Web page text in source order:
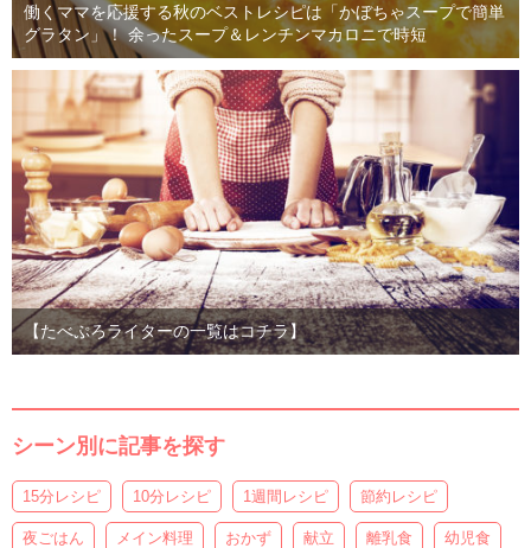
働くママを応援する秋のベストレシピは「かぼちゃスープで簡単
グラタン」！ 余ったスープ＆レンチンマカロニで時短
【たべぷろライターの一覧はコチラ】
シーン別に記事を探す
15分レシピ 10分レシピ 1週間レシピ 節約レシピ
夜ごはん メイン料理 おかず 献立 離乳食 幼児食